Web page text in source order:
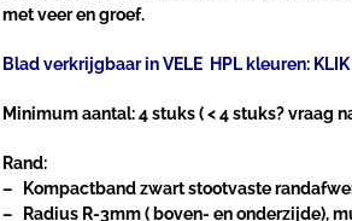
met veer en groef.
Blad verkrijgbaar in VELE HPL kleuren: KLIK
Minimum aantal: 4 stuks( < 4 stuks? vraag
Rand:
– Kompactband zwartstootvaste
– Radius R-3mm ( boven- en onderzijde),